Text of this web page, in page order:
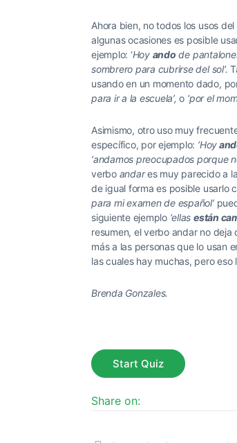
Ahora bien, no todos los usos
algunas ocasiones es posible
ejemplo: ‘Hoy ando de
sombrero para cubrirse del sol’.T
usando en un momento dado,
para ir a la escuela’,o ‘por el
Asimismo, otro uso muy
específico, por ejemplo: ‘Hoy
‘andamos preocupados porque
verbo andares muy parecido a
de igual forma es posible usarlo
para mi examen de español’
siguiente ejemplo ‘ellasestán
resumen, el verbo andar no
más a las personas que lo usan
las cuales hay muchas, pero
Brenda Gonzales.
Share on: